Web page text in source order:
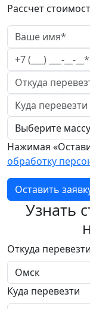
Рассчет
Нажимая
обработку
Оставить
Узнать
Откуда
Куда перевезти